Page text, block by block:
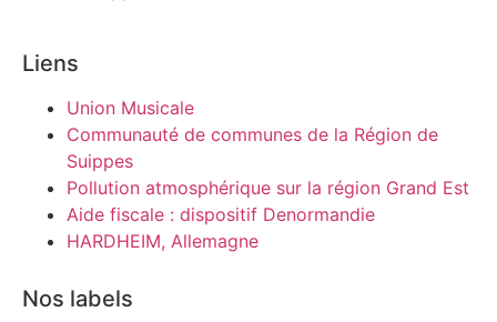
Liens
Union Musicale
Communauté de communes de la Région de
Suippes
Pollution atmosphérique sur la région Grand Est
Aide fiscale : dispositif Denormandie
HARDHEIM, Allemagne
Nos labels